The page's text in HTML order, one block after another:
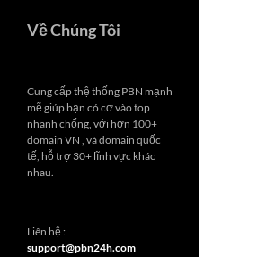
Về Chúng Tôi
Cung cấp thệ thống PBN mạnh
mẽ giúp bạn có cơ vào top
nhanh chống, với hơn 100+
domain VN , và domain quốc
tế, hỗ trợ 30+ lĩnh vực khác
nhau.
Liên hệ :
support@pbn24h.com